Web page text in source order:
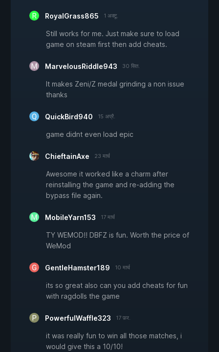
RoyalGrass865 1 अक्टू.
Still works for me. Just make sure to load
game on steam first then add cheats.
MarvelousRiddle943 30 सित.
It makes Zeni/Z medal grinding a non issue
thanks
QuickBird940 15 अप्रै.
game didnt even load epic
ChieftainAxe 23 मार्च
Awesome it worked like a charm after
reinstalling the game and re-adding the
bypass file again.
MobileYarn153 17 मार्च
TY WEMOD!! DBFZ is fun. Worth the price of
WeMod
GentleHamster189 10 मार्च
its so great also can you add cheats for fun
with ragdolls the game
PowerfulWaffle323 17 फ़र.
it was really fun to win all those matches, i
would give this a 10/10!